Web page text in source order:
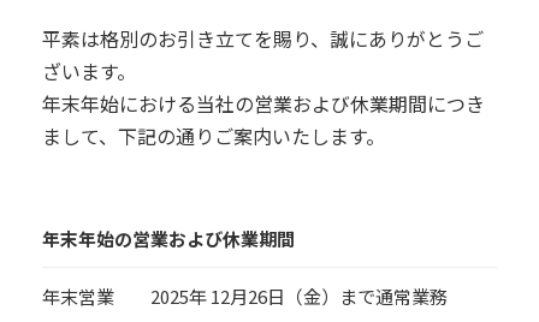
平素は格別のお引き立てを賜り、誠にありがとうご
ざいます。
年末年始における当社の営業および休業期間につき
まして、下記の通りご案内いたします。
年末年始の営業および休業期間
年末営業 2025年 12月26日（金）まで通常業務